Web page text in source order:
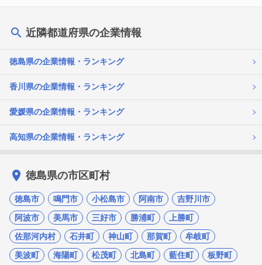
近隣都道府県の企業情報
徳島県の企業情報・ランキング
香川県の企業情報・ランキング
愛媛県の企業情報・ランキング
高知県の企業情報・ランキング
徳島県の市区町村
徳島市 鳴門市 小松島市 阿南市
吉野川市
阿波市
美馬市 三好市 勝浦町
上勝町
佐那河内村
石井町 神山町 那賀町
牟岐町
美波町
海陽町 松茂町 北島町 藍住町 板野町